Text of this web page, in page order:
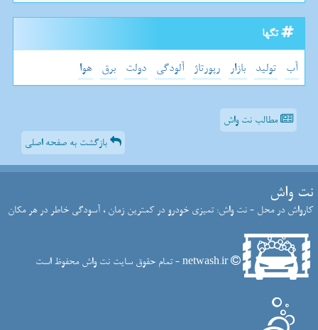
تگها
آب تولید بازار رپورتاژ آلودگی دولت برق هوا
مطالب نت واش
بازگشت به صفحه اصلی
نت واش
کارواش در محل - نت واش: تمیزی خودرو در کمترین زمان ، آسودگی خاطر در هر مکان
netwash.ir - تمام حقوق سایت نت واش محفوظ است